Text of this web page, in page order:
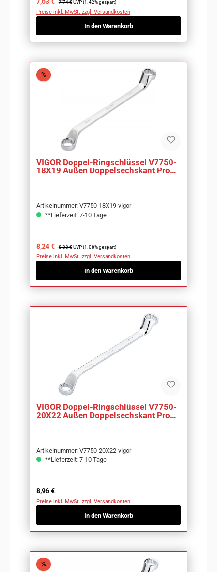
7,63 € 7,74 € UVP (1.42% gespart)
Preise inkl. MwSt. zzgl. Versandkosten
In den Warenkorb
%Rabatt
VIGOR Doppel-Ringschlüssel V7750-
18X19 Außen Doppelsechskant Profil
Artikelnummer: V7750-18X19-vigor
**Lieferzeit: 7-10 Tage
Verkaufspreis:
8,24 € Regulärer Preis:
8,33 € UVP (1.08% gespart)
Preise inkl. MwSt. zzgl. Versandkosten
In den Warenkorb
VIGOR Doppel-Ringschlüssel V7750-
20X22 Außen Doppelsechskant Profil
Artikelnummer: V7750-20X22-vigor
**Lieferzeit: 7-10 Tage
Regulärer Preis:
8,96 €
Preise inkl. MwSt. zzgl. Versandkosten
In den Warenkorb
%Rabatt